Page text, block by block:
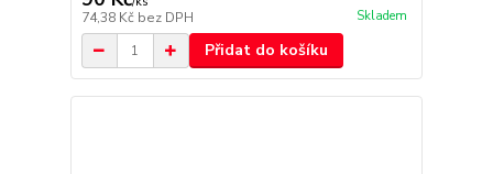
74,38 Kč bez DPH Skladem
Přidat do košíku